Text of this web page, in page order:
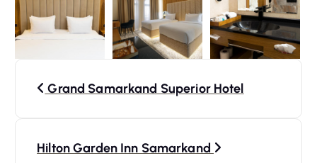
Grand Samarkand Superior Hotel
Hilton Garden Inn Samarkand